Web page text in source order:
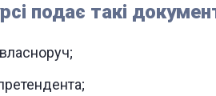
подає такі